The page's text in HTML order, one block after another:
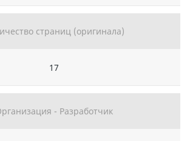
страниц (оригинала)
17
- Разработчик